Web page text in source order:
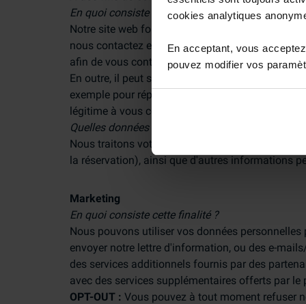
cookies analytiques
En acceptant, vous
pouvez modifier vos
En quoi consiste cette finalité ?
Notre site web fournit nos coordonnées et
nous contactez et/ou remplissez un formulaire
afin de vous contacter et de répondre à votre
En outre, il peut s'avérer nécessaire de vous
exemple pour répondre à des questions
légitime à vous contacter en réponse à votre
Quelles données personnelles traitons-nous à
Nous traitons votre nom, votre numéro de
la réservation), ainsi que d'autres informations
Marketing
En quoi consiste cette finalité ?
Nous pouvons utiliser vos données
envoyer notre lettre d'information, ou des e-
des services additionnels fournis par des
avec des services supplémentaires offerts par
OPT-OUT : Vous pouvez à tout moment refuser